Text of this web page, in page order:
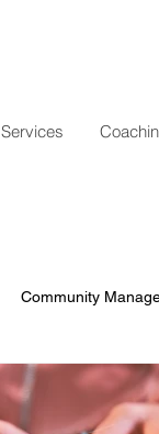
Services
Community